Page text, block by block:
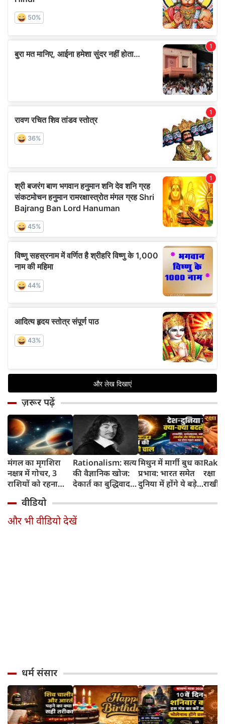
ज़रूर पढ़ें
मंगल का मृगशिरा
नक्षत्र में गोचर, 3
राशियों को रहना
सावधान
Rationalism: सत्य
की वैज्ञानिक खोज:
देकार्त का बुद्धिवाद
का जन्म
मिथुन में मार्गी बुध का
प्रभाव: भारत समेत
दुनिया में होंगे ये बड़े
रक्षा
राखी
वीडियो
और भी वीडियो देखें
धर्म संसार